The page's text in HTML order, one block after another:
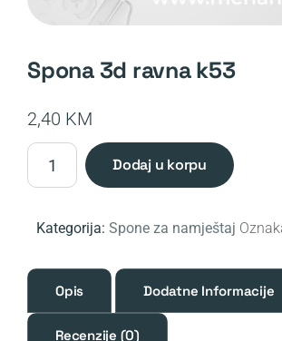
spona 3d ravna k53
2,40 KM
Spona
K53
dodaj u korpu
Kategorija: Spone za namještaj
Opis Dodatne Informacije
Recenzije (0)